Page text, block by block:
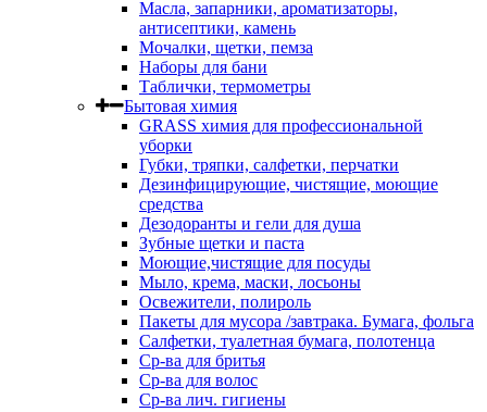
Масла, запарники, ароматизаторы,
антисептики, камень
Мочалки, щетки, пемза
Наборы для бани
Таблички, термометры
Бытовая химия
GRASS химия для профессиональной
уборки
Губки, тряпки, салфетки, перчатки
Дезинфицирующие, чистящие, моющие
средства
Дезодоранты и гели для душа
Зубные щетки и паста
Моющие,чистящие для посуды
Мыло, крема, маски, лосьоны
Освежители, полироль
Пакеты для мусора /завтрака. Бумага, фольга
Салфетки, туалетная бумага, полотенца
Ср-ва для бритья
Ср-ва для волос
Ср-ва лич. гигиены